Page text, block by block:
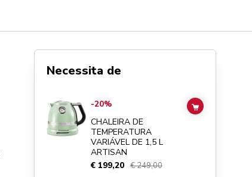
Necessita de
Go toChaleira de temperatura variável de 1,5 L Artisan
-20%
CHALEIRA DE
TEMPERATURA
VARIÁVEL DE 1,5 L
ARTISAN
€ 199,20 € 249,00
ADD TO CART